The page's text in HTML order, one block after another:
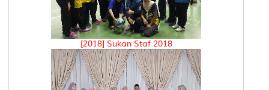
[2018] Sukan Staf 2018